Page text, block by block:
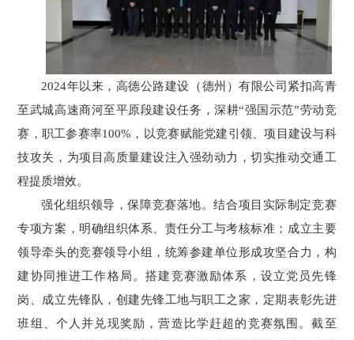
2024年以来，高德公路建设（德州）有限公司紧扣高青
至武城高速商河至平原段建设任务，深耕“强国示范”劳动竞
赛，职工参赛率100%，以竞赛赋能党建引领、项目建设与科
技攻关，为项目高质量建设注入强劲动力，切实推动交通工
程提质增效。
强化组织领导，保障竞赛落地。结合项目实际制定竞赛
专项方案，明确组织体系、责任分工与考核标准；成立主要
领导牵头的竞赛领导小组，统筹参建单位形成攻坚合力，构
建协同推进工作格局。搭建竞赛激励体系，设立党员先锋
岗、成立先锋队，创建先锋工地与职工之家，定期表彰先进
班组、个人并兑现奖励，营造比学赶超的竞赛氛围。截至